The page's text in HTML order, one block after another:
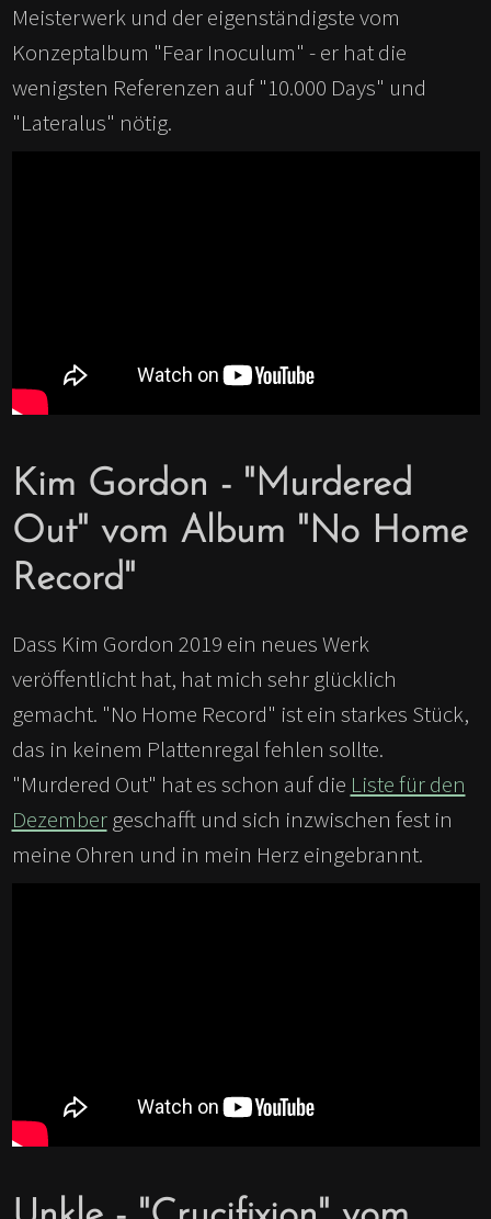
Meisterwerk und der eigenständigste vom
Konzeptalbum "Fear Inoculum" - er hat die
wenigsten Referenzen auf "10.000 Days" und
"Lateralus" nötig.
Kim Gordon - "Murdered
Out" vom Album "No Home
Record"
Dass Kim Gordon 2019 ein neues Werk
veröffentlicht hat, hat mich sehr glücklich
gemacht. "No Home Record" ist ein starkes Stück,
das in keinem Plattenregal fehlen sollte.
"Murdered Out" hat es schon auf die Liste für den
Dezembergeschafft und sich inzwischen fest in
meine Ohren und in mein Herz eingebrannt.